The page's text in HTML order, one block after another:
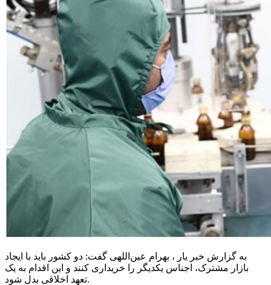
به گزارش خبر یار ، بهرام عین‌اللهی گفت: دو کشور باید با ایجاد
بازار مشترک، اجناس یکدیگر را خریداری کنند و این اقدام به یک
تعهد اخلاقی بدل شود.